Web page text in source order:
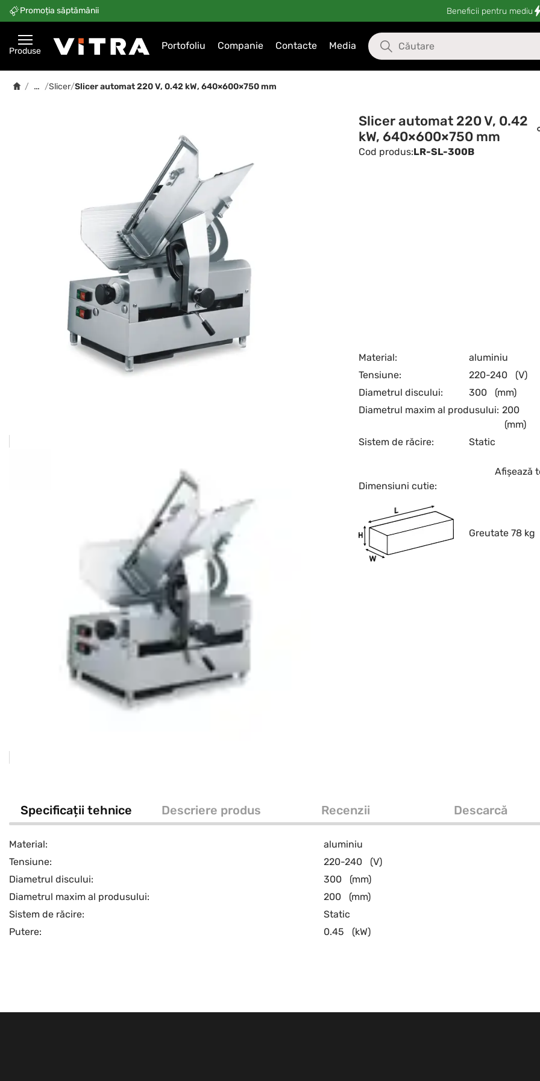
Promoția săptămânii Beneficii pentru mediu
Produse Portofoliu Companie Contacte Media
/ … /Slicer/Slicer automat 220 V, 0.42 kW, 640×600×750 mm
Slicer automat 220 V, 0.42
kW, 640×600×750 mm
Cod produs:LR-SL-300B
Material:
aluminiu
Tensiune:
220-240
(V)
Diametrul discului:
300
(mm)
Diametrul maxim al produsului: 200
(mm)
Sistem de răcire:
Static
Afișează
Dimensiuni cutie:
Greutate 78 kg
Specificații tehnice Descriere produs Recenzii Descarcă
Material:
aluminiu
Tensiune:
220-240
(V)
Diametrul discului:
300
(mm)
Diametrul maxim al produsului:
200
(mm)
Sistem de răcire:
Static
Putere:
0.45 (kW)